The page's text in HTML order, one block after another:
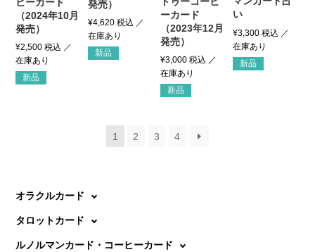
（2024年10月
発売）
¥2,500 税込
新品
発売）
¥4,620 税込
新品
ーカード
（2023年12月
発売）
¥3,000 税込
新品
い
¥3,300税込
新品
1 2 3 4
オラクルカード
タロットカード
ルノルマンカード・コーヒーカード